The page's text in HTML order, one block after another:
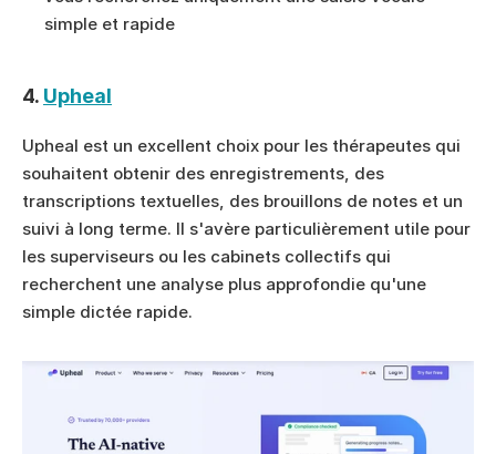
simple et rapide
4. Upheal
Upheal est un excellent choix pour les thérapeutes qui
souhaitent obtenir des enregistrements, des
transcriptions textuelles, des brouillons de notes et un
suivi à long terme. Il s'avère particulièrement utile pour
les superviseurs ou les cabinets collectifs qui
recherchent une analyse plus approfondie qu'une
simple dictée rapide.